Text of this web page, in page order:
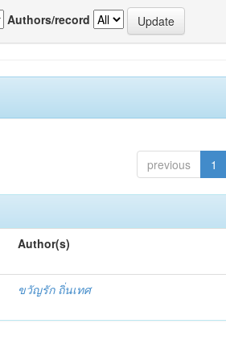
Authors/record
previous 1
Author(s)
ขวัญรัก ถิ่นเทศ